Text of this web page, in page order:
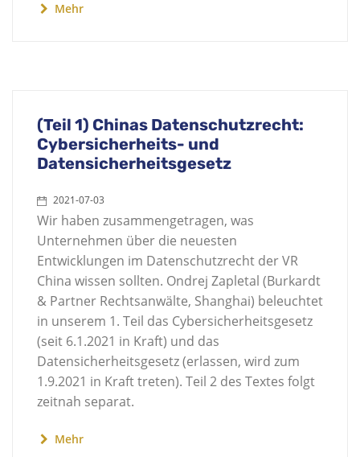
Mehr
(Teil 1) Chinas Datenschutzrecht:
Cybersicherheits- und
Datensicherheitsgesetz
2021-07-03
Wir haben zusammengetragen, was
Unternehmen über die neuesten
Entwicklungen im Datenschutzrecht der VR
China wissen sollten. Ondrej Zapletal (Burkardt
& Partner Rechtsanwälte, Shanghai) beleuchtet
in unserem 1. Teil das Cybersicherheitsgesetz
(seit 6.1.2021 in Kraft) und das
Datensicherheitsgesetz (erlassen, wird zum
1.9.2021 in Kraft treten). Teil 2 des Textes folgt
zeitnah separat.
Mehr